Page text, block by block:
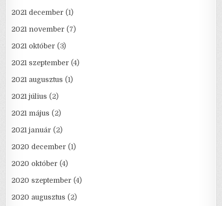
2021 december (1)
2021 november (7)
2021 október (3)
2021 szeptember (4)
2021 augusztus (1)
2021 július (2)
2021 május (2)
2021 január (2)
2020 december (1)
2020 október (4)
2020 szeptember (4)
2020 augusztus (2)